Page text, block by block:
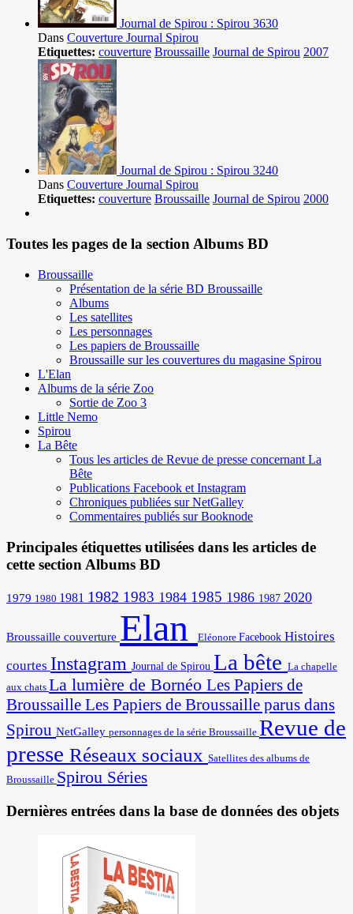
Journal de Spirou : Spirou 3630
Dans Couverture Journal Spirou
Etiquettes: couverture Broussaille Journal de Spirou 2007
Journal de Spirou : Spirou 3240
Dans Couverture Journal Spirou
Etiquettes: couverture Broussaille Journal de Spirou 2000
Toutes les pages de la section Albums BD
Broussaille
Présentation de la série BD Broussaille
Albums
Les satellites
Les personnages
Les papiers de Broussaille
Broussaille sur les couvertures du magasine Spirou
L'Elan
Albums de la série Zoo
Sortie de Zoo 3
Little Nemo
Spirou
La Bête
Tous les articles de Revue de presse concernant La
Bête
Publications Facebook et Instagram
Chroniques publiées sur NetGalley
Commentaires publiés sur Booknode
Principales étiquettes utilisées dans les articles de
cette section Albums BD
1979 1980 1981 1982 1983 1984 1985 1986 1987 2020
Broussaille couverture Elan Eléonore Facebook Histoires
courtes Instagram Journal de Spirou La bête La chapelle
aux chats La lumière de Bornéo Les Papiers de
Broussaille Les Papiers de Broussaille parus dans
Spirou NetGalley personnages de la série Broussaille Revue de
presse Réseaux sociaux Satellites des albums de
Broussaille Spirou Séries
Dernières entrées dans la base de données des objets